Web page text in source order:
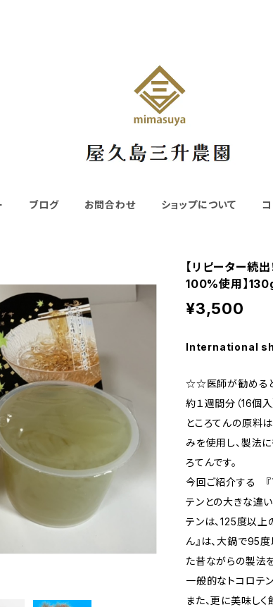
ブログ お問合わせ ショップについて
【リピーター続
100%使用】
¥3,500
International
☆☆医師が勧める
約１週間分（16個入
ところてんの原料
みを使用し、製法
ろてんです。
今回ご紹介する 『
テンとの大きな違
テンは、125度以上
ん』は、大鍋で95
た昔ながらの製法
一般的なトコロテ
また、更に美味し